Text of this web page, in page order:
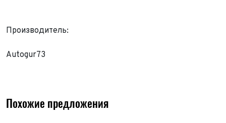
Производитель:
Autogur73
Похожие предложения